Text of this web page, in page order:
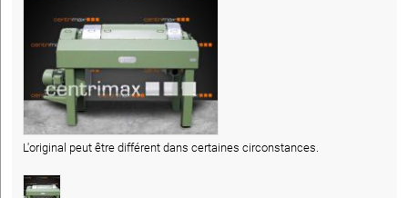
L'original peut être différent dans certaines circonstances.